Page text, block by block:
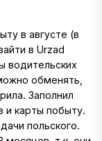
в августе (в
в Urzad
водительских
обменять,
Заполнил
и карты побыту.
польского.